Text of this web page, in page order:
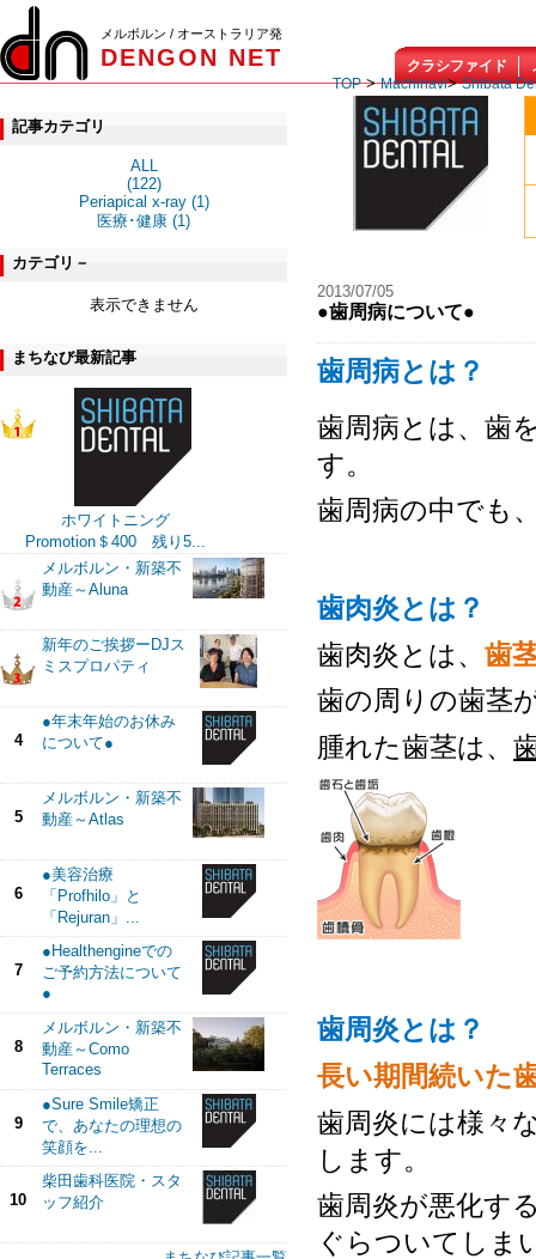
メルボルン / オーストラリア発
DENGON NET クラシファイド
記事カテゴリ
ALL
(122)
Periapical x-ray (1)
医療･健康 (1)
カテゴリ－
表示できません
まちなび最新記事
ホワイトニング
Promotion＄400 残り5...
メルボルン・新築不
動産～Aluna
新年のご挨拶ーDJス
ミスプロパティ
4
●年末年始のお休み
について●
5
メルボルン・新築不
動産～Atlas
6
●美容治療
「Profhilo」と
「Rejuran」...
7
●Healthengineでの
ご予約方法について
●
8
メルボルン・新築不
動産～Como
Terraces
9
●Sure Smile矯正
で、あなたの理想の
笑顔を...
10
柴田歯科医院・スタ
ッフ紹介
TOP> Machinavi> Shibata
2013/07/05
●歯周病について●
歯周病とは？
歯周病とは、歯
す。
歯周病の中でも
歯肉炎とは？
歯肉炎とは、 歯
歯の周りの歯茎
腫れた歯茎は、
歯周炎とは？
長い期間続いた
歯周炎には様々
します。
歯周炎が悪化す
ぐらついてしま